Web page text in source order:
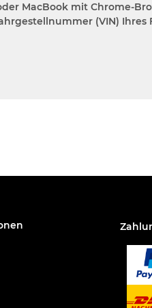
MacBook mit Chrome-
(VIN)